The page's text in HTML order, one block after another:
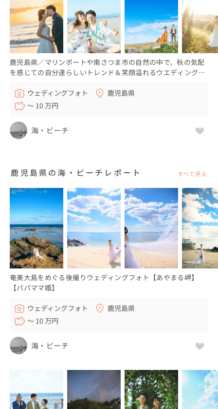
鹿児島県／マリンポートや南さつま市の自然の中で、秋の気配
を感じての自分達らしいトレンド＆笑顔溢れるウエディングフ
ウェディングフォト
鹿児島県
〜 10 万円
海・ビーチ
鹿児島県の海・ビーチレポート すべて見る
奄美大島をめぐる後撮りウェディングフォト【あやまる岬】
【パパママ婚】
ウェディングフォト
鹿児島県
〜 10 万円
海・ビーチ